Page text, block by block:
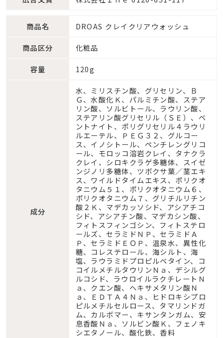
商品名 DROAS クレイクリアウォッシュ
商品区分 化粧品
容量 120g
成分
水、ミリスチン酸、グリセリン、Ｂ
Ｇ、水酸化Ｋ、パルミチン酸、ステア
リン酸、ソルビトール、ラウリン酸、
ステアリン酸グリセリル（ＳＥ）、ベ
ントナイト、ポリグリセリル４ラウリ
ルエーテル、ＰＥＧ３２、グルコー
ス、イノシトール、ペンチレングリコ
ール、モロッコ溶岩クレイ、タナクラ
クレイ、シロキクラゲ多糖体、スイゼ
ンジノリ多糖体、ツボクサ葉／茎エキ
ス、ワイルドタイムエキス、ポリクオ
タニウム５１、ポリクオタニウム６、
ポリクオタニウム７、グリチルリチン
酸２Ｋ、マデカッソシド、アシアチコ
シド、アシアチン酸、マデカシン酸、
フィトスフィンゴシン、フィトステロ
ールズ、セラミドＮＰ、セラミドＡ
Ｐ、セラミドＥＯＰ、温泉水、異性化
糖、コレステロール、海シルト、海
塩、ラウラミドプロピルベタイン、コ
コイルメチルタウリンＮａ、デシルグ
ルコシド、ラウロイルラクチレートＮ
ａ、クエン酸、ヘキサメタリン酸Ｎ
ａ、ＥＤＴＡ４Ｎａ、ヒドロキシプロ
ピルメチルセルロース、タマリンドガ
ム、カルボマー、キサンタンガム、安
息香酸Ｎａ、ソルビン酸Ｋ、フェノキ
シエタノール、酸化鉄、香料